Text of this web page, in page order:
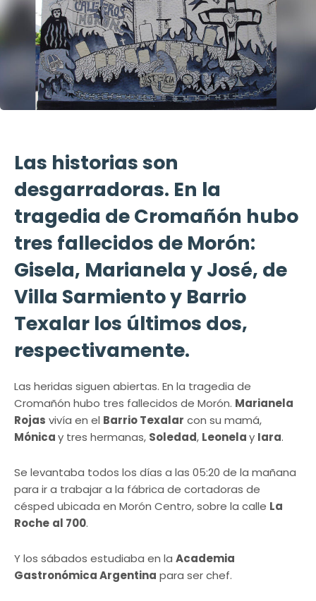
Las historias son
desgarradoras. En la
tragedia de Cromañón hubo
tres fallecidos de Morón:
Gisela, Marianela y José, de
Villa Sarmiento y Barrio
Texalar los últimos dos,
respectivamente.
Las heridas siguen abiertas. En la tragedia de
Cromañón hubo tres fallecidos de Morón. Marianela
Rojas vivía en el Barrio Texalar con su mamá,
Mónicay tres hermanas, Soledad, Leonelay Iara.
Se levantaba todos los días a las 05:20 de la mañana
para ir a trabajar a la fábrica de cortadoras de
césped ubicada en Morón Centro, sobre la calle La
Roche al 700.
Y los sábados estudiaba en la Academia
Gastronómica Argentina para ser chef.